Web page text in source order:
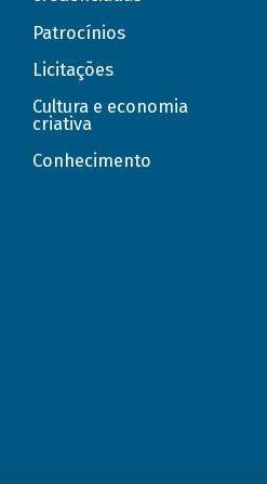
Patrocínios
Licitações
Cultura e economia
criativa
Conhecimento